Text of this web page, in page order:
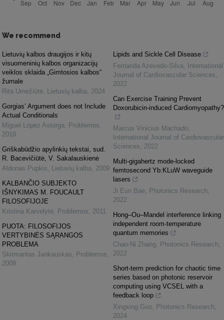
We recommend
Lietuvių kalbos draugijos ir kitų
visuomeninių kalbos organizacijų
veiklos sklaida „Gimtosios kalbos“
žurnale
Rita Urnėžiūtė Lietuvių kalba
2024
Gorgias’ Argument does not Include
Actual Conditionals
Miguel López Astorga
Problemos
2018
Griškabūdžio apylinkių tekstai, sud.
R. Bacevičiūtė, V. Sakalauskienė
Aldonas Pupkis
Lietuvių kalba
2009
KALBANČIO SUBJEKTO
IŠNYKIMAS M. FOUCAULT
FILOSOFIJOJE
Kristina Karvelytė Problemos
2011
PUOTA: FILOSOFIJOS
VERTYBINĖS SĄRANGOS
PROBLEMA
Skirmantas Jankauskas
Problemos
2009
Lipids and Sickle Cell Disease
Fernanda Azevedo-Silva
International
Journal of Cardiovascular Sciences
2022
Can Exercise Training Prevent
Doxorubicin-induced Cardiomyopathy?
Marcus Vinicius Machado
International Journal of Cardiovascular
Sciences
2022
Multi-gigahertz mode-locked
femtosecond Yb:KLuW waveguide
lasers
Ji Eun Bae Photonics Research
2022
Hong–Ou–Mandel interference linking
independent room-temperature
quantum memories
Chao-Ni Zhang
Photonics Research
2022
Short-term prediction for chaotic time
series based on photonic reservoir
computing using VCSEL with a
feedback loop
Xingxing Guo Photonics Research
2024